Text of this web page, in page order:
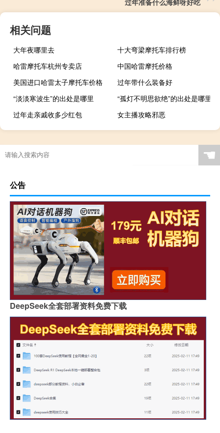
过年准备什么海鲜呀好吃
相关问题
大年夜哪里去
十大弯梁摩托车排行榜
哈雷摩托车杭州专卖店
中国哈雷摩托价格
美国进口哈雷太子摩托车价格
过年带什么装备好
“淡淡寒波生”的出处是哪里
“孤灯不明思欲绝”的出处是哪里
过年走亲戚收多少红包
女主播攻略邪恶
☚
公告
DeepSeek全套部署资料免费下载